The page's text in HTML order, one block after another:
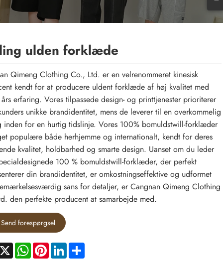
ulden forklæde
Qimeng Clothing Co., Ltd. er en velrenommeret kinesisk
kendt for at producere uldent forklæde af høj kvalitet med
erfaring. Vores tilpassede design- og printtjenester prioriterer
unikke brandidentitet, mens de leverer til en overkommelig
inden for en hurtig tidslinje. Vores 100% bomuldstwill-forklæder
populære både herhjemme og internationalt, kendt for deres
kvalitet, holdbarhed og smarte design. Uanset om du leder
100 % bomuldstwill-forklæder, der perfekt
din brandidentitet, er omkostningseffektive og udformet
sans for detaljer, er Cangnan Qimeng Clothing
den perfekte producent at samarbejde med.
Send forespørgsel
X WhatsApp
PinterestLinkedInShare